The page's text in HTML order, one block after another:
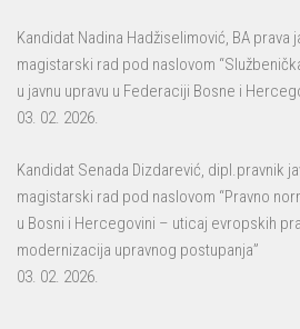
Kandidat Nadina Hadžiselimović, BA prava
magistarski rad pod naslovom
u javnu upravu u Federaciji Bosne i
03. 02. 2026.
Kandidat Senada Dizdarević, dipl.pravnik
magistarski rad pod naslovom “Pravno
u Bosni i Hercegovini – uticaj evropskih
modernizacija upravnog postupanja”
03. 02. 2026.